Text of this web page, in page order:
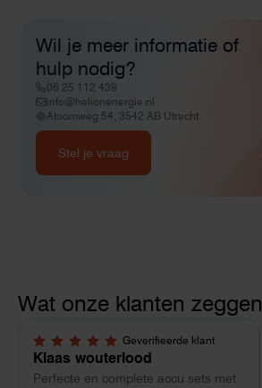
Wil je meer informatie of
hulp nodig?
06 25 112 439
info@helionenergie.nl
Atoomweg 54, 3542 AB Utrecht
Stel je vraag
Wat onze klanten zeggen
Geverifieerde klant
5,0 van 5 sterren
Klaas wouterlood
Perfecte en complete accu sets met